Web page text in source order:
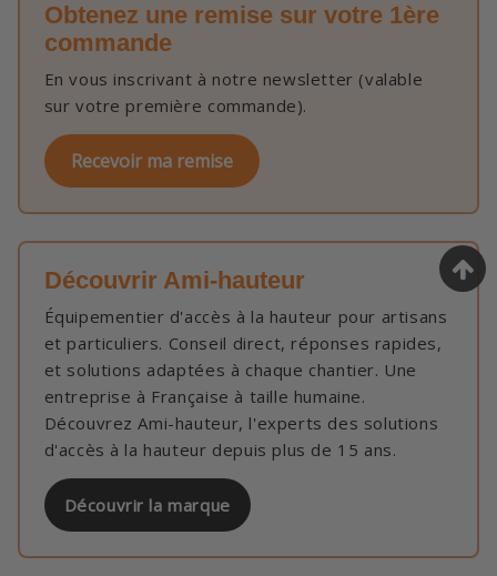
Obtenez une remise sur votre 1ère
commande
En vous inscrivant à notre newsletter (valable
sur votre première commande).
Recevoir ma remise
Découvrir Ami-hauteur
Équipementier d'accès à la hauteur pour artisans
et particuliers. Conseil direct, réponses rapides,
et solutions adaptées à chaque chantier. Une
entreprise à Française à taille humaine.
Découvrez Ami-hauteur, l'experts des solutions
d'accès à la hauteur depuis plus de 15 ans.
Découvrir la marque